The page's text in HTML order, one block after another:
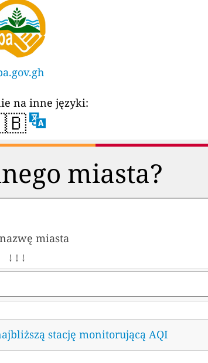
na inne języki:
miasta?
miasta
↓ ↓ ↓
stację monitorującą AQI